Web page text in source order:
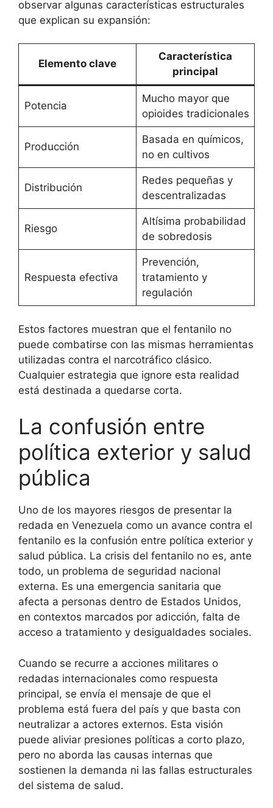
observar algunas características estructurales
que explican su expansión:
Elemento clave
Característica
principal
Potencia
Mucho mayor que
opioides tradicionales
Producción
Basada en químicos,
no en cultivos
Distribución
Redes pequeñas y
descentralizadas
Riesgo
Altísima probabilidad
de sobredosis
Respuesta efectiva
Prevención,
tratamiento y
regulación
Estos factores muestran que el fentanilo no
puede combatirse con las mismas herramientas
utilizadas contra el narcotráfico clásico.
Cualquier estrategia que ignore esta realidad
está destinada a quedarse corta.
La confusión entre
política exterior y salud
pública
Uno de los mayores riesgos de presentar la
redada en Venezuela como un avance contra el
fentanilo es la confusión entre política exterior y
salud pública. La crisis del fentanilo no es, ante
todo, un problema de seguridad nacional
externa. Es una emergencia sanitaria que
afecta a personas dentro de Estados Unidos,
en contextos marcados por adicción, falta de
acceso a tratamiento y desigualdades sociales.
Cuando se recurre a acciones militares o
redadas internacionales como respuesta
principal, se envía el mensaje de que el
problema está fuera del país y que basta con
neutralizar a actores externos. Esta visión
puede aliviar presiones políticas a corto plazo,
pero no aborda las causas internas que
sostienen la demanda ni las fallas estructurales
del sistema de salud.